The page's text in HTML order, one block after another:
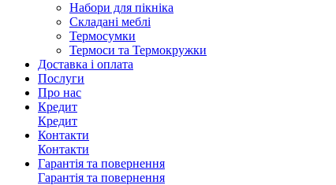
Набори для пікніка
Складані меблі
Термосумки
Термоси та Термокружки
Доставка і оплата
Послуги
Про нас
Кредит
Кредит
Контакти
Контакти
Гарантія та повернення
Гарантія та повернення